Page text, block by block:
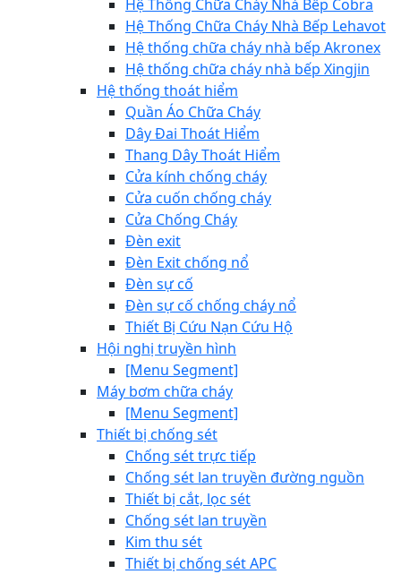
Hệ Thống Chữa Cháy Nhà Bếp Cobra
Hệ Thống Chữa Cháy Nhà Bếp Lehavot
Hệ thống chữa cháy nhà bếp Akronex
Hệ thống chữa cháy nhà bếp Xingjin
Hệ thống thoát hiểm
Quần Áo Chữa Cháy
Dây Đai Thoát Hiểm
Thang Dây Thoát Hiểm
Cửa kính chống cháy
Cửa cuốn chống cháy
Cửa Chống Cháy
Đèn exit
Đèn Exit chống nổ
Đèn sự cố
Đèn sự cố chống cháy nổ
Thiết Bị Cứu Nạn Cứu Hộ
Hội nghị truyền hình
[Menu Segment]
Máy bơm chữa cháy
[Menu Segment]
Thiết bị chống sét
Chống sét trực tiếp
Chống sét lan truyền đường nguồn
Thiết bị cắt, lọc sét
Chống sét lan truyền
Kim thu sét
Thiết bị chống sét APC